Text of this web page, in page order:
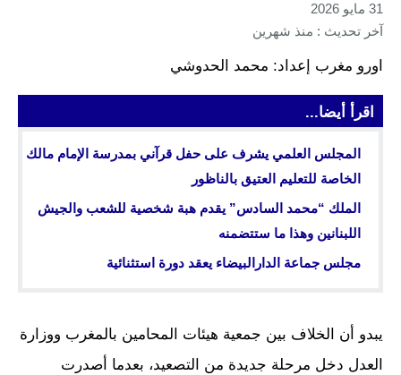
31 مايو 2026
آخر تحديث : منذ شهرين
اورو مغرب إعداد: محمد الحدوشي
اقرأ أيضا...
المجلس العلمي يشرف على حفل قرآني بمدرسة الإمام مالك
الخاصة للتعليم العتيق بالناظور
الملك “محمد السادس” يقدم هبة شخصية للشعب والجيش
اللبنانين وهذا ما ستتضمنه
مجلس جماعة الدارالبيضاء يعقد دورة استثنائية
يبدو أن الخلاف بين جمعية هيئات المحامين بالمغرب ووزارة
العدل دخل مرحلة جديدة من التصعيد، بعدما أصدرت